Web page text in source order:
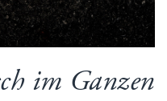
im Ganzen